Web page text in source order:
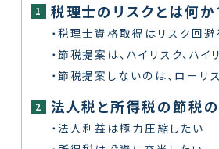
1 税理士のリスクとは何か
・税理士資格取得はリスク回避
・節税提案は、ハイリスク、ハイ
・節税提案しないのは、ローリ
2 法人税と所得税の節税
・法人利益は極力圧縮したい